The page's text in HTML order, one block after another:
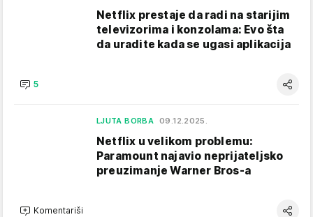
Netflix prestaje da radi na starijim
televizorima i konzolama: Evo šta
da uradite kada se ugasi aplikacija
5
LJUTA BORBA 09.12.2025.
Netflix u velikom problemu:
Paramount najavio neprijateljsko
preuzimanje Warner Bros-a
Komentariši